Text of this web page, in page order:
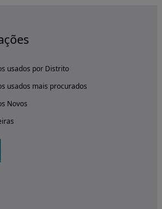
usados por Distrito
usados mais procurados
Novos